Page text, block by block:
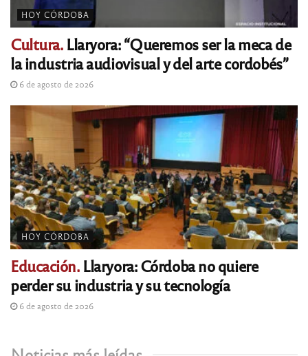
HOY CÓRDOBA
Cultura.Llaryora: “Queremos ser la meca de
la industria audiovisual y del arte cordobés”
6 de agosto de 2026
HOY CÓRDOBA
Educación.Llaryora: Córdoba no quiere
perder su industria y su tecnología
6 de agosto de 2026